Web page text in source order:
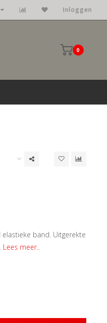
Inloggen
0
band. Uitgerekte
Lees meer..